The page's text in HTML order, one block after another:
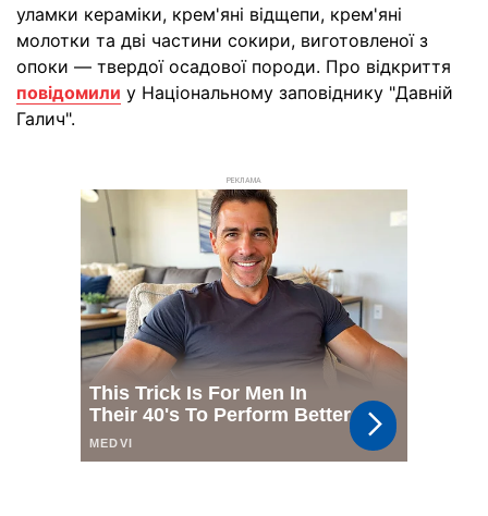
уламки кераміки, крем'яні відщепи, крем'яні
молотки та дві частини сокири, виготовленої з
опоки — твердої осадової породи. Про відкриття
повідомили у Національному заповіднику "Давній
Галич".
РЕКЛАМА